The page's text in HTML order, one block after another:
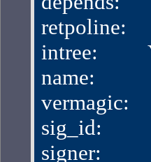
retpoline:
intree:
name:
vermagic:
sig_id:
signer: